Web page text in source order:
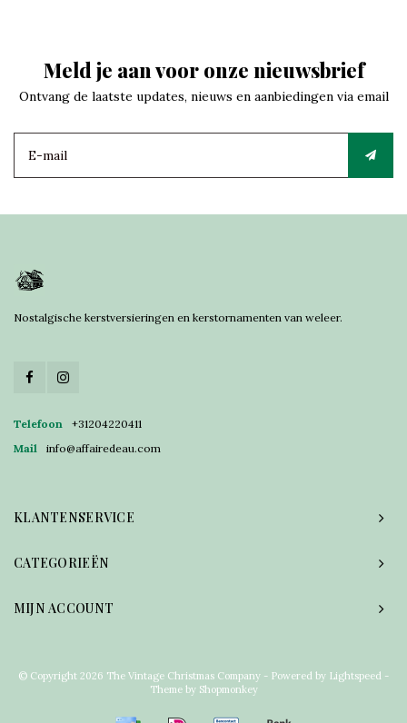
Meld je aan voor onze nieuwsbrief
Ontvang de laatste updates, nieuws en aanbiedingen via email
Nostalgische kerstversieringen en kerstornamenten van weleer.
Telefoon
+31204220411
Mail
info@affairedeau.com
KLANTENSERVICE
CATEGORIEËN
MIJN ACCOUNT
© Copyright 2026 The Vintage Christmas Company - Powered by Lightspeed -
Theme by Shopmonkey